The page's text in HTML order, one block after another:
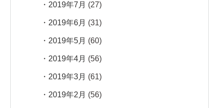
2019年7月 (27)
2019年6月 (31)
2019年5月 (60)
2019年4月 (56)
2019年3月 (61)
2019年2月 (56)